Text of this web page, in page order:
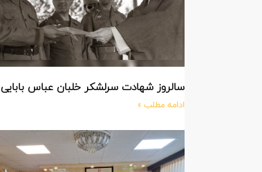
سالروز شهادت سرلشکر خلبان عباس بابایی
ادامه مطلب »